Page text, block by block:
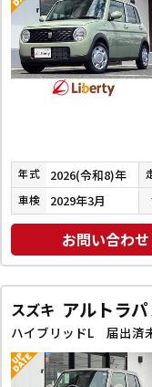
年式 2026(令和8)年
車検 2029年3月
お問い合わせ
スズキ アルトラ